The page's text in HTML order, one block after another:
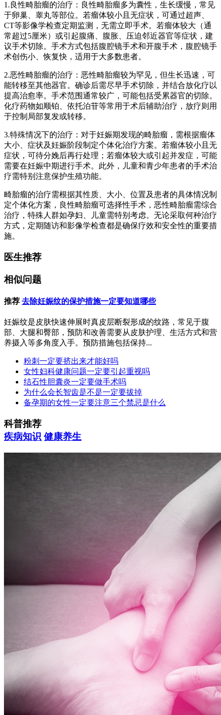
1.良性畸胎瘤的治疗：良性畸胎瘤多为囊性，生长缓慢，常见
于卵巢、睾丸等部位。若瘤体较小且无症状，可通过超声、
CT等影像学检查定期监测，无需立即手术。若瘤体较大（通
常超过5厘米）或引起腹痛、腹胀、压迫邻近器官等症状，建
议手术切除。手术方式包括腹腔镜手术和开腹手术，腹腔镜手
术创伤小、恢复快，适用于大多数患者。
2.恶性畸胎瘤的治疗：恶性畸胎瘤较为罕见，但生长迅速，可
能转移至其他器官。确诊后需尽早手术切除，并结合放化疗以
提高治愈率。手术范围通常较广，可能包括受累器官的切除。
化疗药物如顺铂、依托泊苷等常用于术后辅助治疗，放疗则用
于控制局部复发或转移。
3.特殊情况下的治疗：对于妊娠期发现的畸胎瘤，需根据瘤体
大小、症状及妊娠阶段制定个体化治疗方案。若瘤体较小且无
症状，可待分娩后再行处理；若瘤体较大或引起并发症，可能
需要在妊娠中期进行手术。此外，儿童和青少年患者的手术治
疗需特别注意保护生殖功能。
畸胎瘤的治疗需根据其性质、大小、位置及患者的具体情况制
定个体化方案，良性畸胎瘤可选择性手术，恶性畸胎瘤需综合
治疗，特殊人群如孕妇、儿童需特别考虑。无论采取何种治疗
方式，定期随访和影像学检查都是确保疗效和安全性的重要措
施。
医生推荐
相似问题
推荐 去除妊娠纹的保护措施一定要知道哪些
妊娠纹是皮肤快速伸展时真皮层断裂形成的纹路，常见于腹
部、大腿和臀部，预防和改善需要从皮肤护理、生活方式和营
养摄入等多角度入手。预防措施包括保持...
粉刺一定要挤出来才能好吗
女性妇科健康问题一定要引起重视吗
结石性胆囊炎一定要做手术吗
为什么会长智齿是不是一定要拔掉
备孕期的女性一定要注意三个禁忌是什么
科普推荐
疾病知识 健康养生